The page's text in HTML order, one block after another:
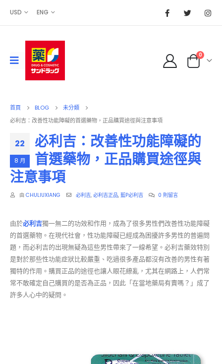
USD ENG
0
首頁 BLOG
未分類
必利吉：改善性功能障礙的首選藥物，正品購買途徑與注意事項
22
8 月
必利吉：改善性功能障礙的
首選藥物，正品購買途徑與
注意事項
由 CHULIUXIANG 必利吉, 必利吉正品, 藍P必利吉 0 則留言
由於必利吉獨一無二的功效和作用，成為了很多男性們改善性功能障礙
的首選藥物。在現代社會，性功能障礙已經成為困擾許多男性的普遍問
題，而必利吉的出現無疑為這些男性帶來了一線希望。必利吉藥效特別
是對於那些性功能症狀比較嚴重、吃過很多產品都沒有改善的男性有著
獨特的作用。購買正品的途徑也讓人眼花繚亂，尤其在網路上，人們常
常不敢確定自己購買的是否為正品，因此「在當地藥局有賣嗎？」成了
許多人心中的疑問。